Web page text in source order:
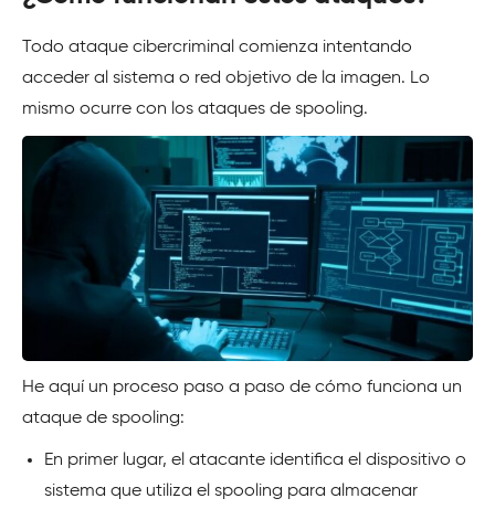
Todo ataque cibercriminal comienza intentando
acceder al sistema o red objetivo de la imagen. Lo
mismo ocurre con los ataques de spooling.
He aquí un proceso paso a paso de cómo funciona un
ataque de spooling:
En primer lugar, el atacante identifica el dispositivo o
sistema que utiliza el spooling para almacenar